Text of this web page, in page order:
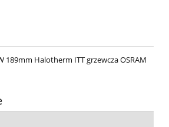
189mm Halotherm ITT grzewcza OSRAM